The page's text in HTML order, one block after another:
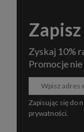
Zyskaj 10%
Promocje nie
Zapisując się do
prywatności